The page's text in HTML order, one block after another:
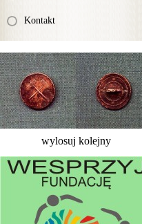
Kontakt
wylosuj kolejny